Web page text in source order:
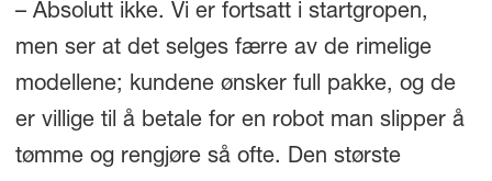
– Absolutt ikke. Vi er fortsatt i startgropen,
men ser at det selges færre av de rimelige
modellene; kundene ønsker full pakke, og de
er villige til å betale for en robot man slipper å
tømme og rengjøre så ofte. Den største